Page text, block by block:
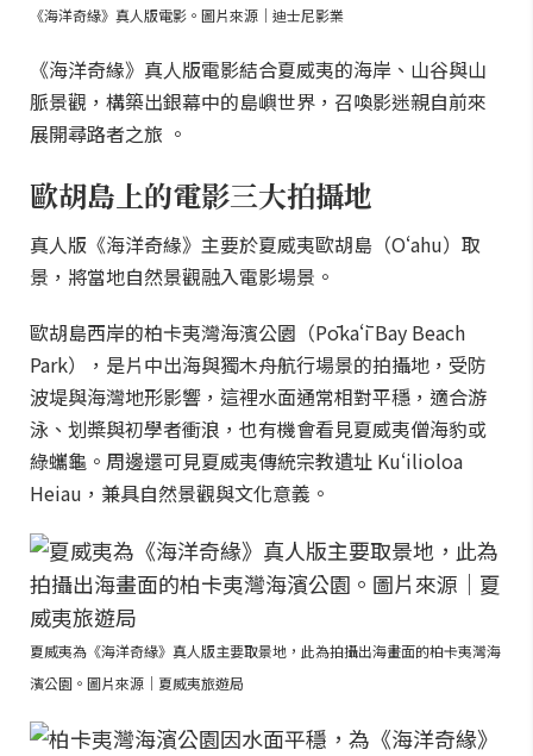
《海洋奇緣》真人版電影。圖片來源｜迪士尼影業
《海洋奇緣》真人版電影結合夏威夷的海岸、山谷與山
脈景觀，構築出銀幕中的島嶼世界，召喚影迷親自前來
展開尋路者之旅 。
歐胡島上的電影三大拍攝地
真人版《海洋奇緣》主要於夏威夷歐胡島（Oʻahu）取
景，將當地自然景觀融入電影場景。
歐胡島西岸的柏卡夷灣海濱公園（Pōkaʻī Bay Beach
Park），是片中出海與獨木舟航行場景的拍攝地，受防
波堤與海灣地形影響，這裡水面通常相對平穩，適合游
泳、划槳與初學者衝浪，也有機會看見夏威夷僧海豹或
綠蠵龜。周邊還可見夏威夷傳統宗教遺址 Kuʻilioloa
Heiau，兼具自然景觀與文化意義。
夏威夷為《海洋奇緣》真人版主要取景地，此為拍攝出海畫面的柏卡夷灣海
濱公園。圖片來源｜夏威夷旅遊局